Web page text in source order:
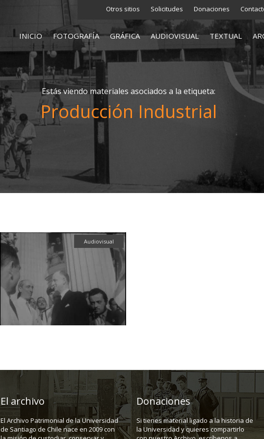
Otros sitios Solicitudes Donaciones
INICIO FOTOGRAFÍA GRÁFICA AUDIOVISUAL TEXTUAL
Estás viendo materiales asociados a la etiqueta:
Producción Industrial
Audiovisual
El archivo
El Archivo Patrimonial de la Universidad
de Santiago de Chile nace en 2009 con
Donaciones
Si tienes material ligado a la historia de
la Universidad y quieres compartirlo